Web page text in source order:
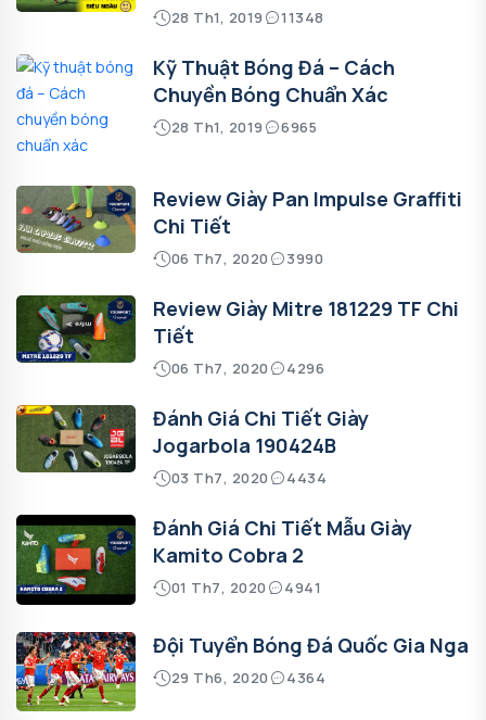
28 Th1, 2019 11348
Kỹ Thuật Bóng Đá – Cách
Chuyền Bóng Chuẩn Xác
28 Th1, 2019 6965
Review Giày Pan Impulse Graffiti
Chi Tiết
06 Th7, 2020 3990
Review Giày Mitre 181229 TF Chi
Tiết
06 Th7, 2020 4296
Đánh Giá Chi Tiết Giày
Jogarbola 190424B
03 Th7, 2020 4434
Đánh Giá Chi Tiết Mẫu Giày
Kamito Cobra 2
01 Th7, 2020 4941
Đội Tuyển Bóng Đá Quốc Gia Nga
29 Th6, 2020 4364